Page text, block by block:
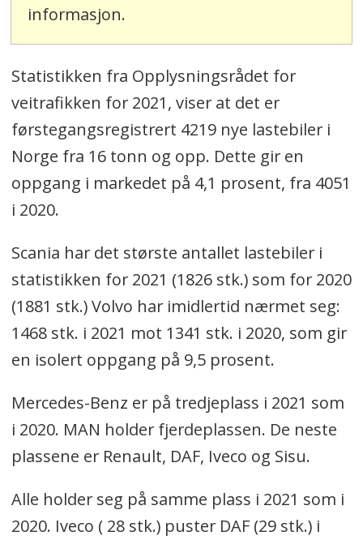
informasjon.
Statistikken fra Opplysningsrådet for
veitrafikken for 2021, viser at det er
førstegangsregistrert 4219 nye lastebiler i
Norge fra 16 tonn og opp. Dette gir en
oppgang i markedet på 4,1 prosent, fra 4051
i 2020.
Scania har det største antallet lastebiler i
statistikken for 2021 (1826 stk.) som for 2020
(1881 stk.) Volvo har imidlertid nærmet seg:
1468 stk. i 2021 mot 1341 stk. i 2020, som gir
en isolert oppgang på 9,5 prosent.
Mercedes-Benz er på tredjeplass i 2021 som
i 2020. MAN holder fjerdeplassen. De neste
plassene er Renault, DAF, Iveco og Sisu.
Alle holder seg på samme plass i 2021 som i
2020. Iveco ( 28 stk.) puster DAF (29 stk.) i